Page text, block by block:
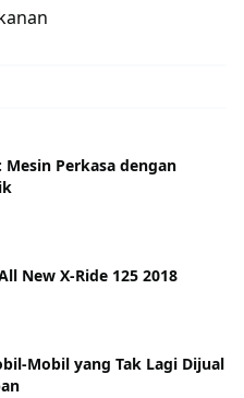
Mesin Perkasa dengan
New X-Ride 125 2018
Mobil yang Tak Lagi Dijual